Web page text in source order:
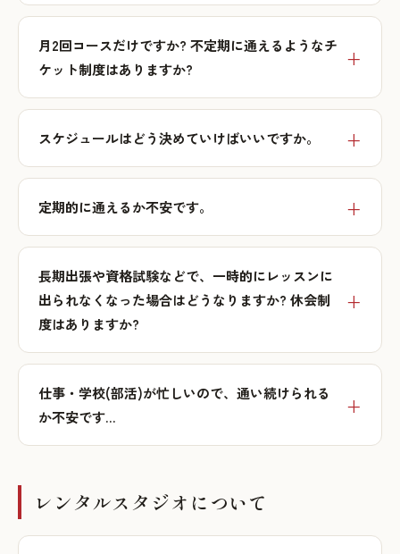
月2回コースだけですか? 不定期に通えるようなチ
ケット制度はありますか?
スケジュールはどう決めていけばいいですか。
定期的に通えるか不安です。
長期出張や資格試験などで、一時的にレッスンに
出られなくなった場合はどうなりますか? 休会制
度はありますか?
仕事・学校(部活)が忙しいので、通い続けられる
か不安です…
レンタルスタジオについて